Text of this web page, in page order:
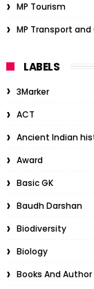
MP Tourism
MP Transport
LABELS
3Marker
ACT
Ancient Indian
Award
Basic GK
Baudh Darshan
Biodiversity
Biology
Books And Author